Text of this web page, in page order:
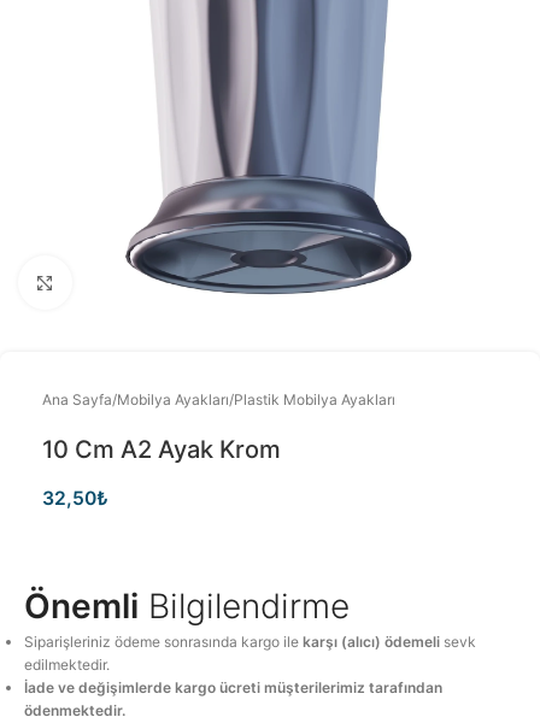
Büyütmek için tıklayınız
Ana Sayfa/Mobilya Ayakları/Plastik Mobilya Ayakları
10 Cm A2 Ayak Krom
32,50₺
Önemli Bilgilendirme
Siparişleriniz ödeme sonrasında kargo ilekarşı (alıcı) ödemeli sevk
edilmektedir.
İade ve değişimlerde kargo ücreti müşterilerimiz tarafından
ödenmektedir.